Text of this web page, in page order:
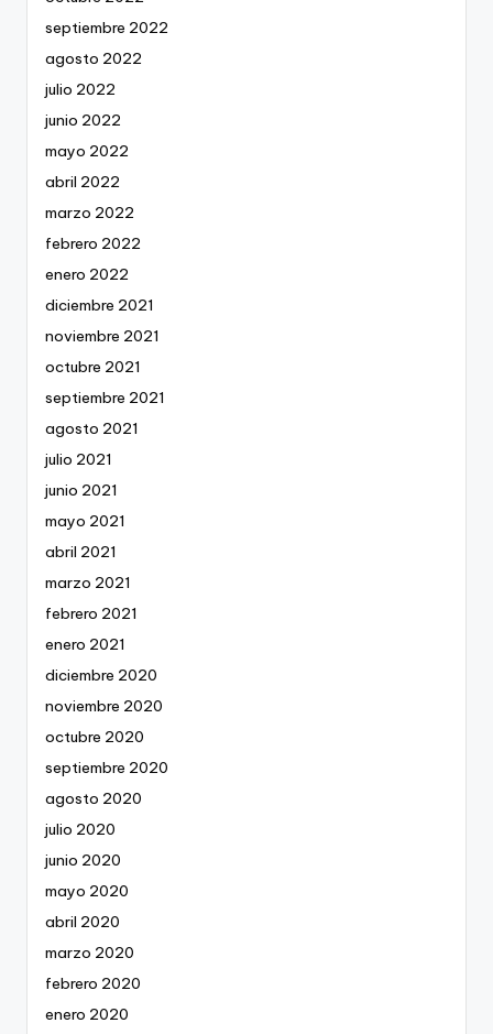
septiembre 2022
agosto 2022
julio 2022
junio 2022
mayo 2022
abril 2022
marzo 2022
febrero 2022
enero 2022
diciembre 2021
noviembre 2021
octubre 2021
septiembre 2021
agosto 2021
julio 2021
junio 2021
mayo 2021
abril 2021
marzo 2021
febrero 2021
enero 2021
diciembre 2020
noviembre 2020
octubre 2020
septiembre 2020
agosto 2020
julio 2020
junio 2020
mayo 2020
abril 2020
marzo 2020
febrero 2020
enero 2020